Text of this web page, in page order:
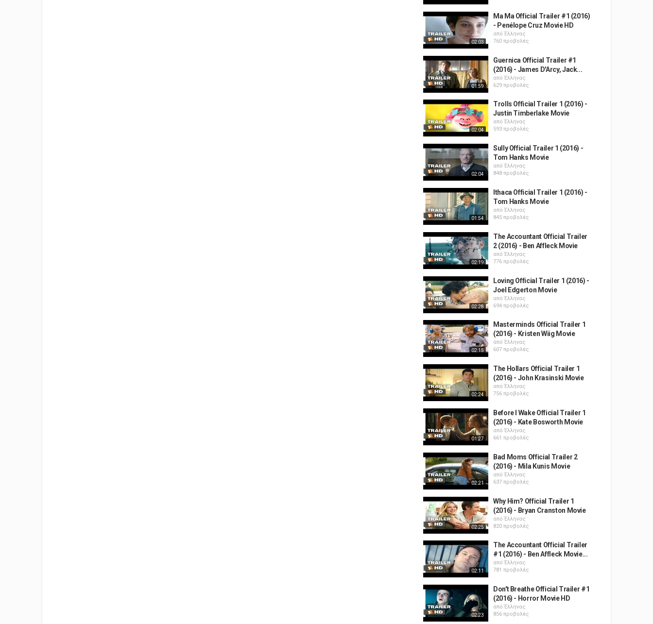
02:03
Ma Ma Official Trailer #1 (2016)
- Penélope Cruz Movie HD
απόΈλληνας
760 προβολές
01:59
Guernica Official Trailer #1
(2016) - James D'Arcy, Jack...
απόΈλληνας
629 προβολές
02:04
Trolls Official Trailer 1 (2016) -
Justin Timberlake Movie
απόΈλληνας
593 προβολές
02:04
Sully Official Trailer 1 (2016) -
Tom Hanks Movie
απόΈλληνας
848 προβολές
01:54
Ithaca Official Trailer 1 (2016) -
Tom Hanks Movie
απόΈλληνας
845 προβολές
02:19
The Accountant Official Trailer
2 (2016) - Ben Affleck Movie
απόΈλληνας
776 προβολές
02:28
Loving Official Trailer 1 (2016) -
Joel Edgerton Movie
απόΈλληνας
694 προβολές
02:15
Masterminds Official Trailer 1
(2016) - Kristen Wiig Movie
απόΈλληνας
607 προβολές
02:24
The Hollars Official Trailer 1
(2016) - John Krasinski Movie
απόΈλληνας
756 προβολές
01:27
Before I Wake Official Trailer 1
(2016) - Kate Bosworth Movie
απόΈλληνας
661 προβολές
02:21
Bad Moms Official Trailer 2
(2016) - Mila Kunis Movie
απόΈλληνας
637 προβολές
02:25
Why Him? Official Trailer 1
(2016) - Bryan Cranston Movie
απόΈλληνας
820 προβολές
02:11
The Accountant Official Trailer
#1 (2016) - Ben Affleck Movie...
απόΈλληνας
781 προβολές
02:23
Don't Breathe Official Trailer #1
(2016) - Horror Movie HD
απόΈλληνας
856 προβολές